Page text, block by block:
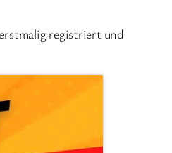
registriert und